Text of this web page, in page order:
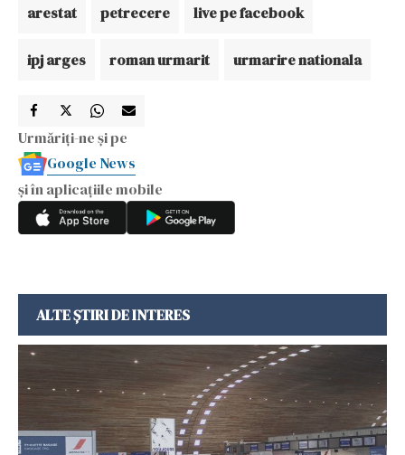
arestat petrecere live pe facebook
ipj arges roman urmarit urmarire nationala
Urmăriți-ne și pe
Google News
și în aplicațiile mobile
ALTE ȘTIRI DE INTERES